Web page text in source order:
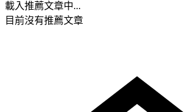
載入推薦文章中...
目前沒有推薦文章